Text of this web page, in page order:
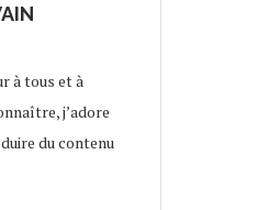
à tous et à
j’adore
du contenu